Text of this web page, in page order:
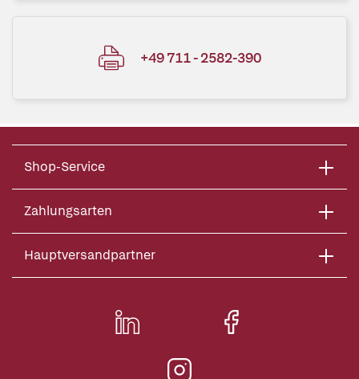
+49 711 - 2582-390
Shop-Service
Zahlungsarten
Hauptversandpartner